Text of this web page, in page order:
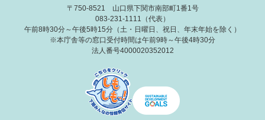
〒750-8521 山口県下関市南部町1番1号
083-231-1111（代表）
午前8時30分～午後5時15分（土・日曜日、祝日、年末年始を除く）
※本庁舎等の窓口受付時間は午前9時～午後4時30分
法人番号4000020352012